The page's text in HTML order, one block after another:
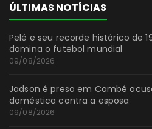
ÚLTIMAS NOTÍCIAS
Pelé e seu recorde histórico de
domina o futebol mundial
09/08/2026
Jadson é preso em Cambé
doméstica contra a esposa
09/08/2026